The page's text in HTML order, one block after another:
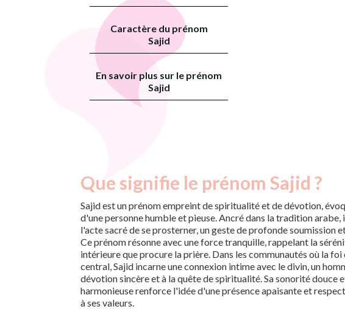
Caractère du prénom
Sajid
En savoir plus sur le prénom
Sajid
Que signifie le prénom Sajid ?
Sajid est un prénom empreint de spiritualité et de dévotion,
d'une personne humble et pieuse. Ancré dans la tradition arabe,
l'acte sacré de se prosterner, un geste de profonde soumission
Ce prénom résonne avec une force tranquille, rappelant la
intérieure que procure la prière. Dans les communautés où la foi
central, Sajid incarne une connexion intime avec le divin, un
dévotion sincère et à la quête de spiritualité. Sa sonorité douce
harmonieuse renforce l'idée d'une présence apaisante et
à ses valeurs.